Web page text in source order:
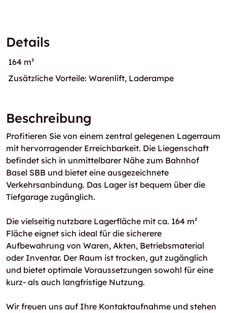
Details
164 m²
Zusätzliche Vorteile: Warenlift, Laderampe
Beschreibung
Profitieren Sie von einem zentral gelegenen Lagerraum
mit hervorragender Erreichbarkeit. Die Liegenschaft
befindet sich in unmittelbarer Nähe zum Bahnhof
Basel SBB und bietet eine ausgezeichnete
Verkehrsanbindung. Das Lager ist bequem über die
Tiefgarage zugänglich.
Die vielseitig nutzbare Lagerfläche mit ca. 164 m²
Fläche eignet sich ideal für die sicherere
Aufbewahrung von Waren, Akten, Betriebsmaterial
oder Inventar. Der Raum ist trocken, gut zugänglich
und bietet optimale Voraussetzungen sowohl für eine
kurz- als auch langfristige Nutzung.
Wir freuen uns auf Ihre Kontaktaufnahme und stehen